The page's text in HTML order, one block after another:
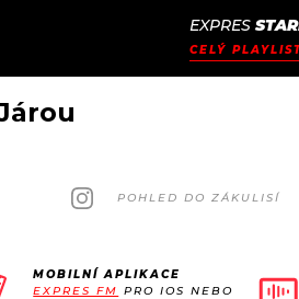
EXPRES
CELÝ
POHLED DO ZÁKULISÍ
MOBILNÍ APLIKACE
EXPRES FM PRO IOS NEBO